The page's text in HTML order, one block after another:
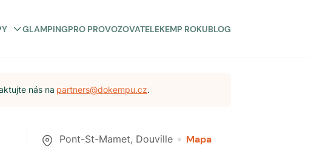
GLAMPINGPRO PROVOZOVATELEKEMP ROKUBLOG
nás na partners@dokempu.cz.
Pont-St-Mamet, Douville Mapa